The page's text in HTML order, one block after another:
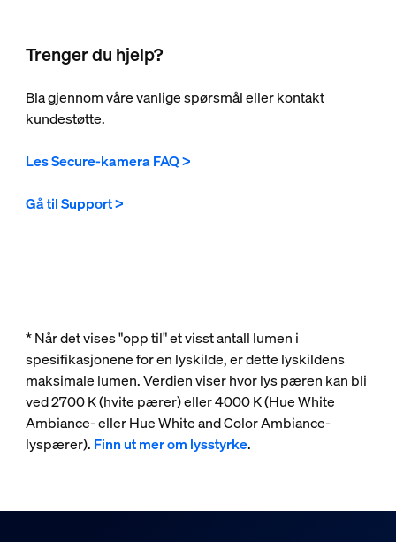
Trenger du hjelp?
Bla gjennom våre vanlige spørsmål eller kontakt
kundestøtte.
Les Secure-kamera FAQ >
Gå til Support >
* Når det vises "opp til" et visst antall lumen i
spesifikasjonene for en lyskilde, er dette lyskildens
maksimale lumen. Verdien viser hvor lys pæren kan bli
ved 2700 K (hvite pærer) eller 4000 K (Hue White
Ambiance- eller Hue White and Color Ambiance-
lyspærer). Finn ut mer om lysstyrke.